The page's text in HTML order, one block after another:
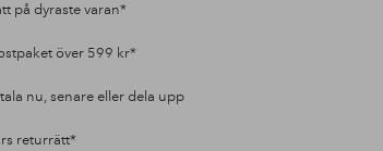
på dyraste varan*
över 599 kr*
nu, senare eller dela upp
returrätt*